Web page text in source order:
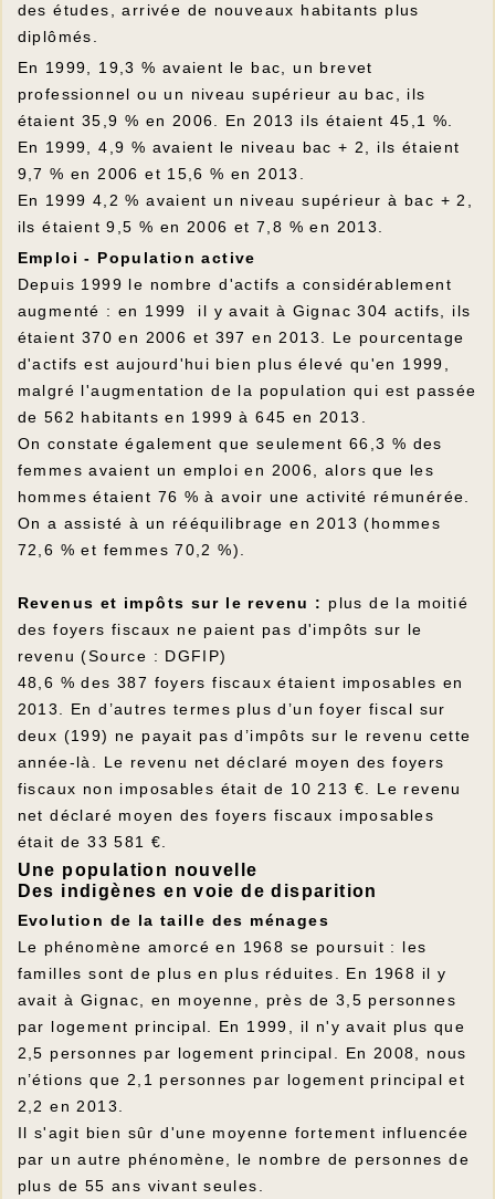
des études, arrivée de nouveaux habitants plus
diplômés.
En 1999, 19,3 % avaient le bac, un brevet
professionnel ou un niveau supérieur au bac, ils
étaient 35,9 % en 2006. En 2013 ils étaient 45,1 %.
En 1999, 4,9 % avaient le niveau bac + 2, ils étaient
9,7 % en 2006 et 15,6 % en 2013.
En 1999 4,2 % avaient un niveau supérieur à bac + 2,
ils étaient 9,5 % en 2006 et 7,8 % en 2013.
Emploi - Population active
Depuis 1999 le nombre d'actifs a considérablement
augmenté : en 1999 il y avait à Gignac 304 actifs, ils
étaient 370 en 2006 et 397 en 2013. Le pourcentage
d'actifs est aujourd'hui bien plus élevé qu'en 1999,
malgré l'augmentation de la population qui est passée
de 562 habitants en 1999 à 645 en 2013.
On constate également que seulement 66,3 % des
femmes avaient un emploi en 2006, alors que les
hommes étaient 76 % à avoir une activité rémunérée.
On a assisté à un rééquilibrage en 2013 (hommes
72,6 % et femmes 70,2 %).
Revenus et impôts sur le revenu : plus de la moitié
des foyers fiscaux ne paient pas d'impôts sur le
revenu (Source : DGFIP)
48,6 % des 387 foyers fiscaux étaient imposables en
2013. En d’autres termes plus d’un foyer fiscal sur
deux (199) ne payait pas d’impôts sur le revenu cette
année-là. Le revenu net déclaré moyen des foyers
fiscaux non imposables était de 10 213 €. Le revenu
net déclaré moyen des foyers fiscaux imposables
était de 33 581 €.
Une population nouvelle
Des indigènes en voie de disparition
Evolution de la taille des ménages
Le phénomène amorcé en 1968 se poursuit : les
familles sont de plus en plus réduites. En 1968 il y
avait à Gignac, en moyenne, près de 3,5 personnes
par logement principal. En 1999, il n'y avait plus que
2,5 personnes par logement principal. En 2008, nous
n’étions que 2,1 personnes par logement principal et
2,2 en 2013.
Il s'agit bien sûr d'une moyenne fortement influencée
par un autre phénomène, le nombre de personnes de
plus de 55 ans vivant seules.